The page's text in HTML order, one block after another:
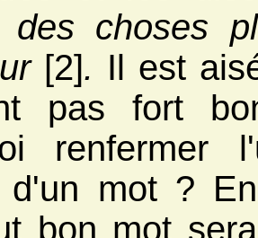
des choses
[2]. Il est
pas fort
renfermer
d'un mot ?
bon mot